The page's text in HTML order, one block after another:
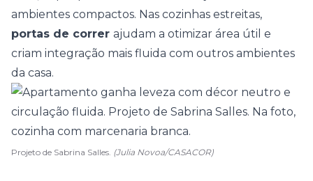
ambientes compactos. Nas cozinhas estreitas,
portas de correr ajudam a otimizar área útil e
criam integração mais fluida com outros ambientes
da casa.
Projeto de Sabrina Salles. (Julia Novoa/CASACOR)